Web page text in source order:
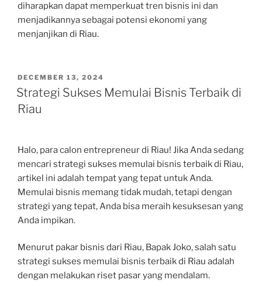
diharapkan dapat memperkuat tren bisnis ini dan
menjadikannya sebagai potensi ekonomi yang
menjanjikan di Riau.
POSTED
ON
DECEMBER 13, 2024
Strategi Sukses Memulai Bisnis Terbaik di
Riau
Halo, para calon entrepreneur di Riau! Jika Anda sedang
mencari strategi sukses memulai bisnis terbaik di Riau,
artikel ini adalah tempat yang tepat untuk Anda.
Memulai bisnis memang tidak mudah, tetapi dengan
strategi yang tepat, Anda bisa meraih kesuksesan yang
Anda impikan.
Menurut pakar bisnis dari Riau, Bapak Joko, salah satu
strategi sukses memulai bisnis terbaik di Riau adalah
dengan melakukan riset pasar yang mendalam.